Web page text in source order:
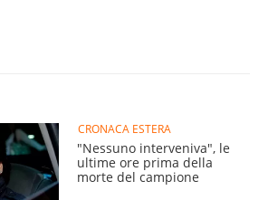
CRONACA ESTERA
"Nessuno interveniva", le
ultime ore prima della
morte del campione